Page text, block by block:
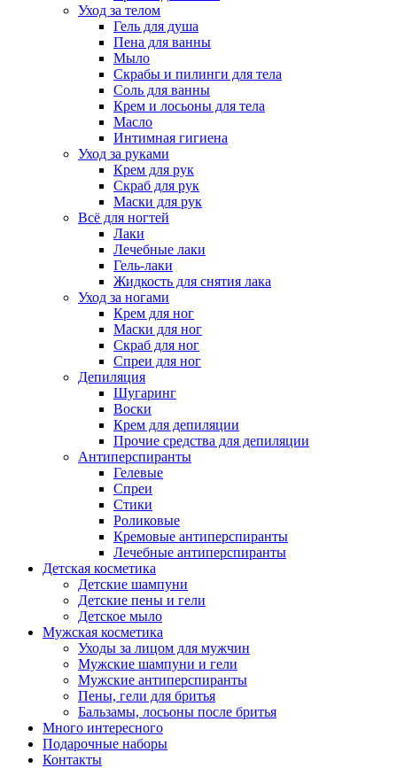
Уход за телом
Гель для душа
Пена для ванны
Мыло
Скрабы и пилинги для тела
Соль для ванны
Крем и лосьоны для тела
Масло
Интимная гигиена
Уход за руками
Крем для рук
Скраб для рук
Маски для рук
Всё для ногтей
Лаки
Лечебные лаки
Гель-лаки
Жидкость для снятия лака
Уход за ногами
Крем для ног
Маски для ног
Скраб для ног
Спреи для ног
Депиляция
Шугаринг
Воски
Крем для депиляции
Прочие средства для депиляции
Антиперспиранты
Гелевые
Спреи
Стики
Роликовые
Кремовые антиперспиранты
Лечебные антиперспиранты
Детская косметика
Детские шампуни
Детские пены и гели
Детское мыло
Мужская косметика
Уходы за лицом для мужчин
Мужские шампуни и гели
Мужские антиперспиранты
Пены, гели для бритья
Бальзамы, лосьоны после бритья
Много интересного
Подарочные наборы
Контакты